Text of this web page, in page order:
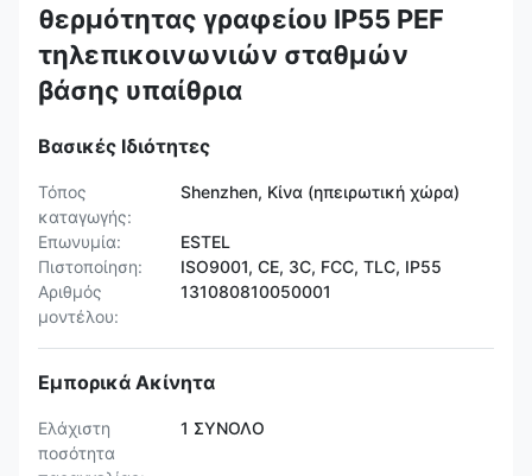
θερμότητας γραφείου IP55 PEF
τηλεπικοινωνιών σταθμών
βάσης υπαίθρια
Βασικές Ιδιότητες
Τόπος
καταγωγής:
Shenzhen, Κίνα (ηπειρωτική χώρα)
Επωνυμία:
ESTEL
Πιστοποίηση:
ISO9001, CE, 3C, FCC, TLC, IP55
Αριθμός
μοντέλου:
131080810050001
Εμπορικά Ακίνητα
Ελάχιστη
ποσότητα
1 ΣΥΝΟΛΟ